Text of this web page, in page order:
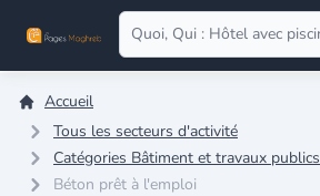
Accueil
Tous les secteurs d'activité
Catégories Bâtiment et travaux publics
Béton prêt à l'emploi